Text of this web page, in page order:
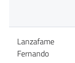
Lanzafame
Fernando